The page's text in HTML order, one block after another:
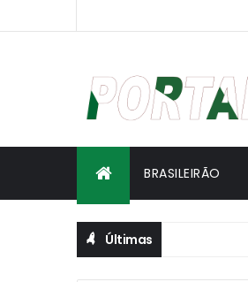
BRASILEIRÃO
Últimas